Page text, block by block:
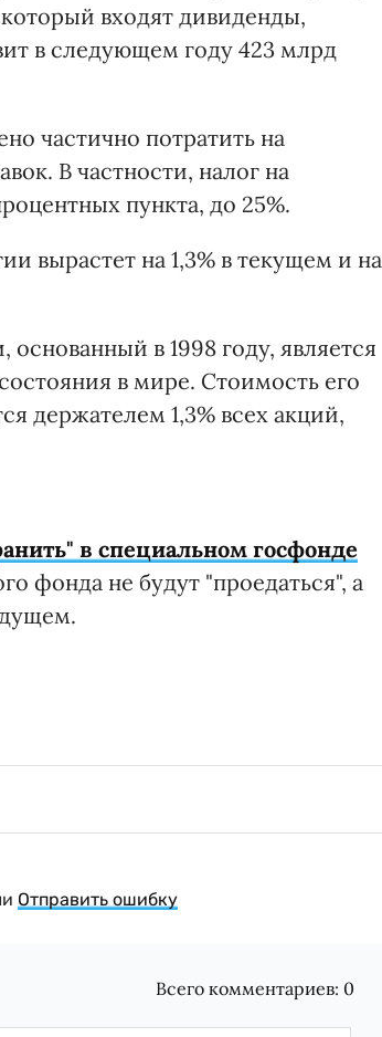
входят дивиденды,
в следующем году 423 млрд
частично потратить на
В частности, налог на
пункта, до 25%.
вырастет на 1,3% в текущем и на
основанный в 1998 году, является
в мире. Стоимость его
держателем 1,3% всех акций,
в специальном госфонде
фонда не будут "проедаться", а
Отправить ошибку
Всего комментариев: 0